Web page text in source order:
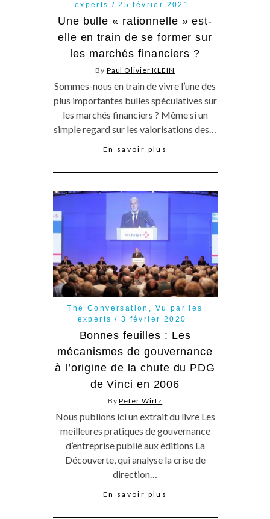
experts
25 février 2021
Une bulle « rationnelle » est-
elle en train de se former sur
les marchés financiers ?
By Paul Olivier KLEIN
Sommes-nous en train de vivre l’une des
plus importantes bulles spéculatives sur
les marchés financiers ? Même si un
simple regard sur les valorisations des…
En savoir plus
The Conversation
Vu par les
experts
3 février 2020
Bonnes feuilles : Les
mécanismes de gouvernance
à l’origine de la chute du PDG
de Vinci en 2006
ByPeter Wirtz
Nous publions ici un extrait du livre Les
meilleures pratiques de gouvernance
d’entreprise publié aux éditions La
Découverte, qui analyse la crise de
direction…
En savoir plus